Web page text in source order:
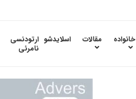
خانواده مقالات اسلایدشو ارتودنسی
نامرئی